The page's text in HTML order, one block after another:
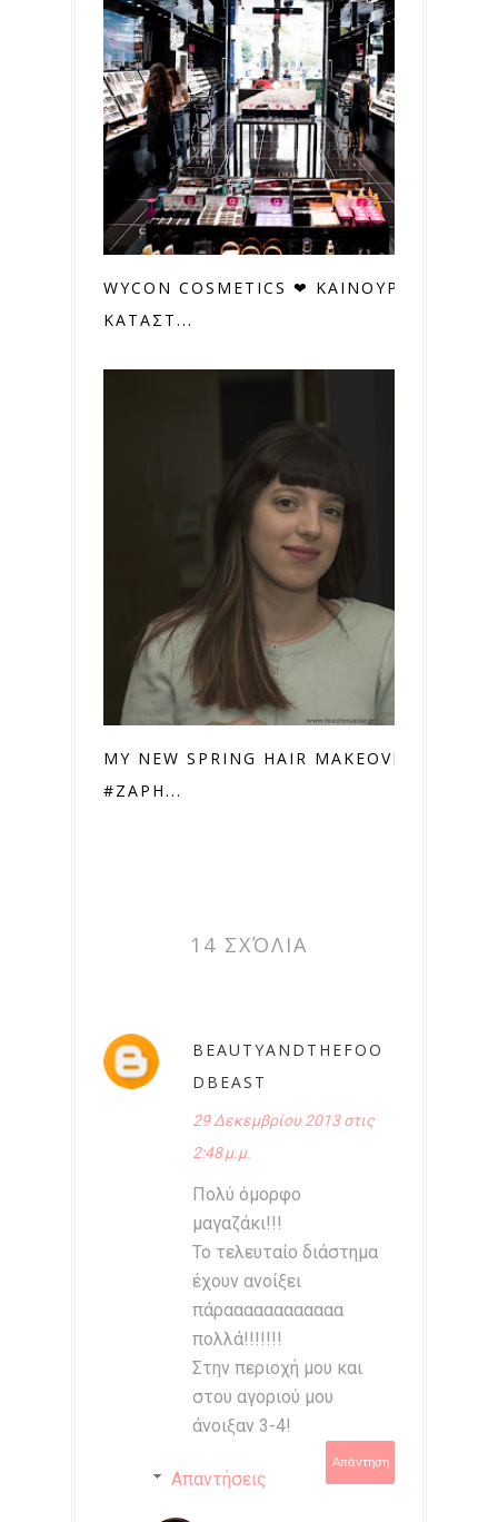
WYCON COSMETICS ❤ ΚΑΙΝΟΥΡΓΙΟ
ΚΑΤΑΣΤ...
MY NEW SPRING HAIR MAKEOVER ♡
#ZAPH...
14 ΣΧΌΛΙΑ
BEAUTYANDTHEFOO
DBEAST
29 Δεκεμβρίου 2013 στις
2:48 μ.μ.
Πολύ όμορφο
μαγαζάκι!!!
Το τελευταίο διάστημα
έχουν ανοίξει
πάραααααααααααα
πολλά!!!!!!!
Στην περιοχή μου και
στου αγοριού μου
άνοιξαν 3-4!
Απάντηση
Απαντήσεις